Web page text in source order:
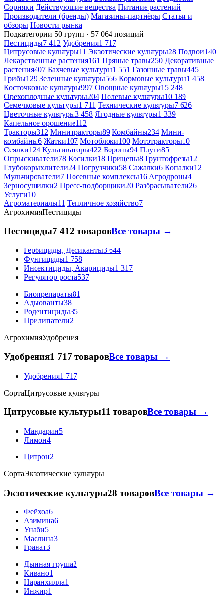
Сорняки Действующие вещества Питание растений
Производители (бренды) Магазины-партнёры Статьи и
обзоры Новости рынка
Подкатегории 50 групп · 57 064 позиций
Пестициды7 412 Удобрения1 717
Цитрусовые культуры11 Экзотические культуры28 Подвои140
Лекарственные растения161 Пряные травы250 Декоративные
растения407 Бахчевые культуры1 551 Газонные травы445
Грибы129 Зеленные культуры566 Кормовые культуры1 458
Косточковые культуры997 Овощные культуры15 248
Орехоплодные культуры204 Полевые культуры10 189
Семечковые культуры1 711 Технические культуры7 626
Цветочные культуры3 458 Ягодные культуры1 339
Капельное орошение112
Тракторы312 Минитракторы89 Комбайны234 Мини-
комбайны6 Жатки107 Мотоблоки100 Мототракторы10
Сеялки124 Культиваторы422 Бороны94 Плуги85
Опрыскиватели78 Косилки18 Прицепы8 Грунтофрезы12
Глубокорыхлители24 Погрузчики58 Сажалки6 Копалки12
Мульчирователи7 Посевные комплексы16 Агродроны4
Зерносушилки2 Пресс-подборщики20 Разбрасыватели26
Услуги10
Агроматериалы11 Тепличное хозяйство7
АгрохимияПестициды
Пестициды7 412 товаровВсе товары →
Гербициды, Десиканты3 644
Фунгициды1 758
Инсектициды, Акарициды1 317
Регулятор роста537
Биопрепараты81
Адьюванты38
Родентициды35
Прилипатели2
АгрохимияУдобрения
Удобрения1 717 товаровВсе товары →
Удобрения1 717
СортаЦитрусовые культуры
Цитрусовые культуры11 товаровВсе товары →
Мандарин5
Лимон4
Цитрон2
СортаЭкзотические культуры
Экзотические культуры28 товаровВсе товары →
Фейхоа6
Азимина6
Унаби5
Маслина3
Гранат3
Дынная груша2
Кивано1
Наранхилла1
Инжир1